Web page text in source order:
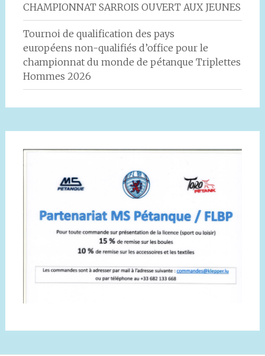
CHAMPIONNAT SARROIS OUVERT AUX JEUNES
Tournoi de qualification des pays
européens non-qualifiés d’office pour le
championnat du monde de pétanque Triplettes
Hommes 2026